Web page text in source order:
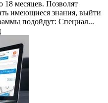
18 месяцев. Позволят
имеющиеся знания, выйти
подойдут: Специал...